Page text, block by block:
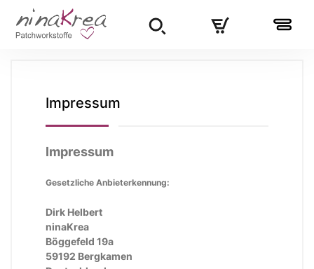
Impressum
Impressum
Gesetzliche Anbieterkennung:
Dirk Helbert
ninaKrea
Böggefeld 19a
59192 Bergkamen